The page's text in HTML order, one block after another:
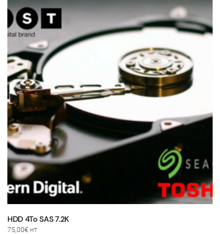
HDD 4To SAS 7.2K
75,00€ HT